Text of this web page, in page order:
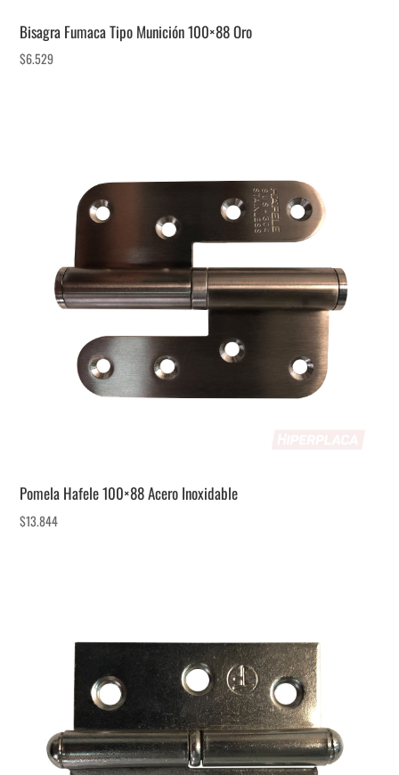
Bisagra Fumaca Tipo Munición 100×88 Oro
$6.529
Pomela Hafele 100×88 Acero Inoxidable
$13.844